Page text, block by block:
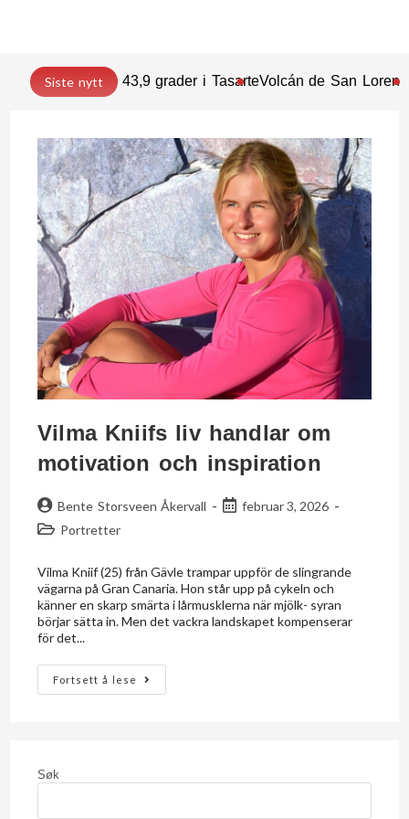
Siste nytt 43,9 grader i TasarteVolcán de San
Vilma Kniifs liv handlar om
motivation och inspiration
Bente Storsveen Åkervall
februar 3, 2026
Portretter
Vilma Kniif (25) från Gävle trampar uppför de slingrande
vägarna på Gran Canaria. Hon står upp på cykeln och
känner en skarp smärta i lårmusklerna när mjölk- syran
börjar sätta in. Men det vackra landskapet kompenserar
för det...
Fortsett å lese
Søk